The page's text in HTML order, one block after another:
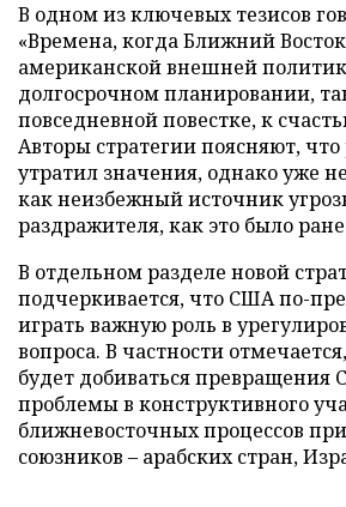
В одном из ключевых тезисов
«Времена, когда Ближний
американской внешней
долгосрочном планировании,
повседневной повестке, к
Авторы стратегии поясняют, что
утратил значения, однако уже
как неизбежный источник
раздражителя, как это было
В отдельном разделе новой
подчеркивается, что США по-
играть важную роль в
вопроса. В частности
будет добиваться превращения
проблемы в конструктивного
ближневосточных процессов
союзников – арабских стран,